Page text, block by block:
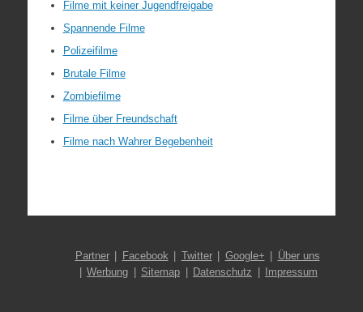
Filme mit keiner Jugendfreigabe
Spannende Filme
Polizeifilme
Brutale Filme
Zombiefilme
Filme über Freundschaft
Filme nach Wahrer Begebenheit
Partner Facebook Twitter Google+
Über uns
Werbung
Sitemap Datenschutz Impressum